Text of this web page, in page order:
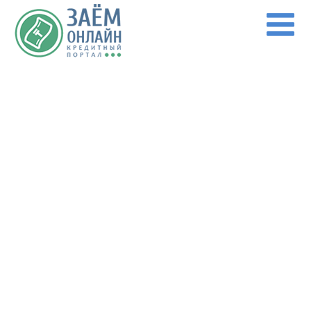
Перейти к основному содержанию